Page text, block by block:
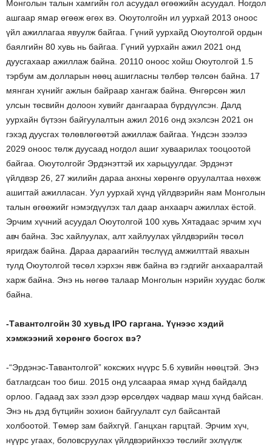
Монголын талын хамгийн гол асуудал өгөөжийн асуудал. Ногдол
ашгаар ямар өгөөж өгөх вэ. Оюутолгойн ил уурхай 2013 оноос
үйл ажиллагаа явуулж байгаа. Гүний уурхайд Оюутолгой ордын
баялгийн 80 хувь нь байгаа. Гүний уурхайн ажил 2021 онд
дуусгахаар ажиллаж байна. 20110 оноос хойш Оюутолгой 1.5
тэрбум ам.долларын нөөц ашигласны төлбөр төлсөн байна. 17
мянган хүнийг ажлын байраар хангаж байна. Өнгөрсөн жил
улсын төсвийн долоон хувийг дангаараа бүрдүүлсэн. Далд
уурхайн бүтээн байгуулалтын ажил 2016 онд эхэлсэн 2021 он
гэхэд дуусгах төлөвлөгөөтэй ажиллаж байгаа. Үндсэн зээлээ
2029 оноос төлж дуусаад ногдол ашиг хуваарилах тооцоотой
байгаа. Оюутолгойг Эрдэнэттэй их харьцуулдаг. Эрдэнэт
үйлдвэр 26, 27 жилийн дараа анхны хөрөнгө оруулалтаа нөхөж
ашигтай ажилласан. Уул уурхай хүнд үйлдвэрийн яам Монголын
талын өгөөжийг нэмэгдүүлэх тал даар анхаарч ажиллах ёстой.
Эрчим хүчний асуудал Оюутолгой 100 хувь Хятадаас эрчим хүч
авч байна. Зэс хайлуулах, алт хайлуулах үйлдвэрийн төсөл
яригдаж байна. Дараа дараагийн төслүүд амжилттай явахын
тулд Оюутолгой төсөл хэрхэн явж байна вэ гэдгийг анхааралтай
харж байна. Энэ нь нөгөө талаар Монголын нэрийн хуудас болж
байна.
-Тавантолгойн 30 хувьд IPO гаргана. Үүнээс хэдий
хэмжээний хөрөнгө босгох вэ?
-“Эрдэнэс-Тавантолгой” коксжих нүүрс 5.6 хувийн нөөцтэй. Энэ
батлагдсан тоо биш. 2015 онд улсаараа ямар хүнд байдалд
орлоо. Гадаад зах зээл дээр өрсөлдөх чадвар маш хүнд байсан.
Энэ нь дэд бүтцийн зохион байгуулалт сул байсантай
холбоотой. Төмөр зам байхгүй. Ганцхан гарцтай. Эрчим хүч,
нүүрс угаах, боловсруулах үйлдвэрийнхээ төслийг эхлүүлж